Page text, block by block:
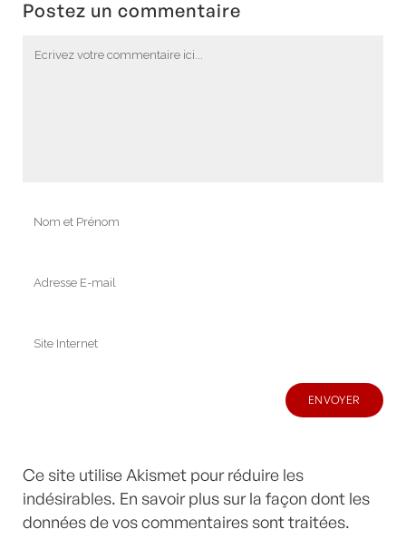
Postez un commentaire
Ce site utilise Akismet pour réduire les
indésirables. En savoir plus sur la façon dont les
données de vos commentaires sont traitées.